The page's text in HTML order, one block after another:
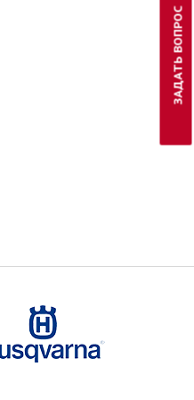
ЗАДАТЬ ВОПРОС